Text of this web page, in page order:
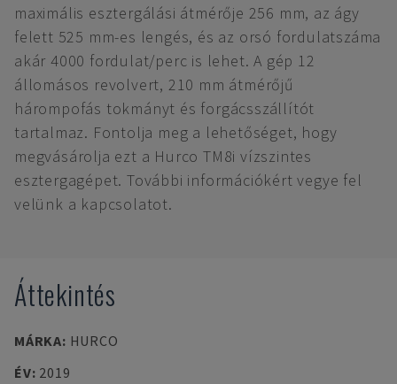
maximális esztergálási átmérője 256 mm, az ágy
felett 525 mm-es lengés, és az orsó fordulatszáma
akár 4000 fordulat/perc is lehet. A gép 12
állomásos revolvert, 210 mm átmérőjű
hárompofás tokmányt és forgácsszállítót
tartalmaz. Fontolja meg a lehetőséget, hogy
megvásárolja ezt a Hurco TM8i vízszintes
esztergagépet. További információkért vegye fel
velünk a kapcsolatot.
Áttekintés
MÁRKA: HURCO
ÉV: 2019